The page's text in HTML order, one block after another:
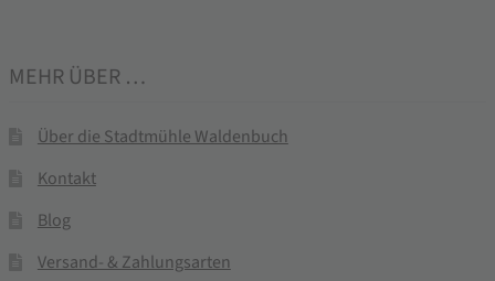
MEHR ÜBER …
Über die Stadtmühle Waldenbuch
Kontakt
Blog
Versand- & Zahlungsarten